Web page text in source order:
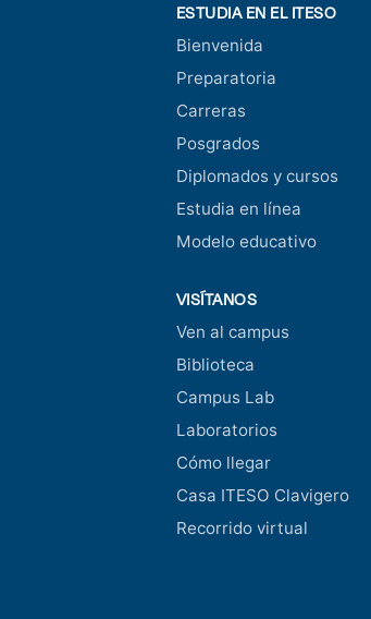
ESTUDIA EN EL ITESO
Bienvenida
Preparatoria
Carreras
Posgrados
Diplomados y cursos
Estudia en línea
Modelo educativo
VISÍTANOS
Ven al campus
Biblioteca
Campus Lab
Laboratorios
Cómo llegar
Casa ITESO Clavigero
Recorrido virtual